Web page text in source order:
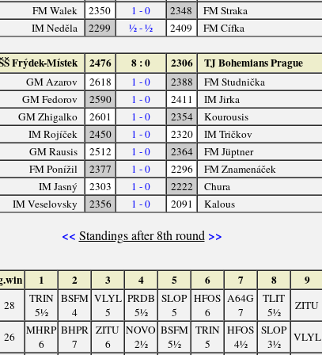
FM Walek 2350 1 - 0 2348
FM Straka
IM Neděla
2299 ½ - ½ 2409 FM Cífka
Frýdek-Místek 2476 8 : 0 2306 TJ Bohemians Prague
GM Azarov 2618 1 - 0 2388
FM Studnička
GM Fedorov
2590 1 - 0 2411
IM Jirka
GM Zhigalko
2601 1 - 0 2354
Kourousis
IM Rojíček
2450 1 - 0 2320
IM Tričkov
GM Rausis
2512 1 - 0 2364
FM Jüptner
FM Ponížil
2377 1 - 0 2296
FM Znamenáček
IM Jasný
2303 1 - 0 2222
Chura
IM Veselovsky
2356 1 - 0 2091 Kalous
<< Standings after 8th round >>
1 2 3 4 5 6 7 8 9
28
TRIN
5½
BSFM
4
VLYL
5
PRDB
5½
SLOP
5
HFOS
6
A64G
7
TLIT
5½
ZITU
26
MHRP
6
BHPR
7
ZITU
6
NOVO
2½
BSFM
5½
TRIN
5
HFOS
4½
SLOP
3½
VLYL